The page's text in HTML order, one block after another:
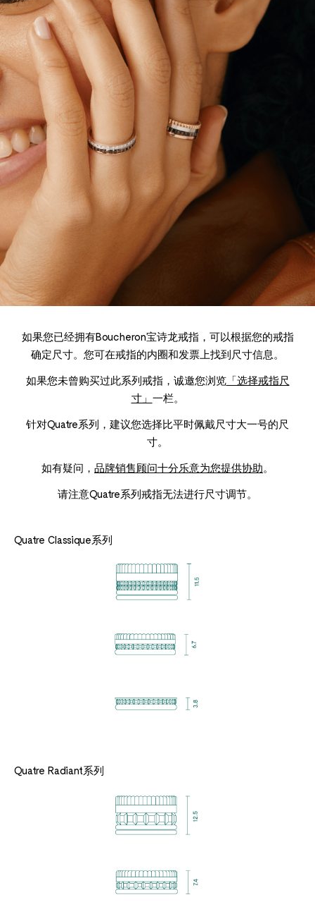
如果您已经拥有Boucheron宝诗龙戒指，可以根据您的戒指
确定尺寸。您可在戒指的内圈和发票上找到尺寸信息。
如果您未曾购买过此系列戒指，诚邀您浏览「选择戒指尺
寸」 一栏。
针对Quatre系列，建议您选择比平时佩戴尺寸大一号的尺
寸。
如有疑问， 品牌销售顾问十分乐意为您提供协助。
请注意Quatre系列戒指无法进行尺寸调节。
Quatre Classique系列
Quatre Radiant系列